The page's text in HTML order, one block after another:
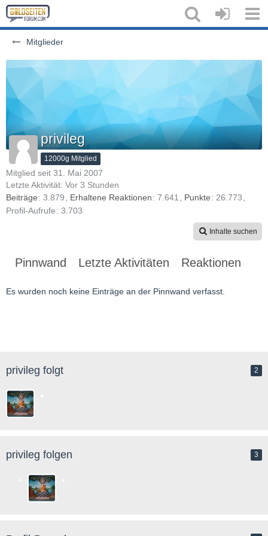
Mitglieder
privileg
12000g Mitglied
Mitglied seit 31. Mai 2007
Letzte Aktivität: Vor 3 Stunden
Beiträge
3.879 Erhaltene Reaktionen 7.641 Punkte
26.773
Profil-Aufrufe
3.703
Inhalte suchen
Pinnwand Letzte Aktivitäten Reaktionen
Es wurden noch keine Einträge an der Pinnwand verfasst.
privileg folgt 2
privileg folgen 3